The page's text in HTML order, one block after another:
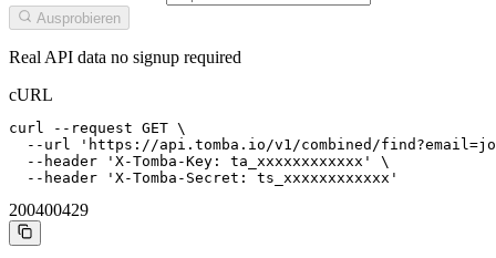
Ausprobieren
Real API data no signup required
cURL
curl --request GET \
--url 'https://api.tomba.io/v1/combined/
  --header 'X-Tomba-Key: ta_xxxxxxxxxxxx' \
  --header 'X-Tomba-Secret: ts_xxxxxxxxxxxx'
200400429